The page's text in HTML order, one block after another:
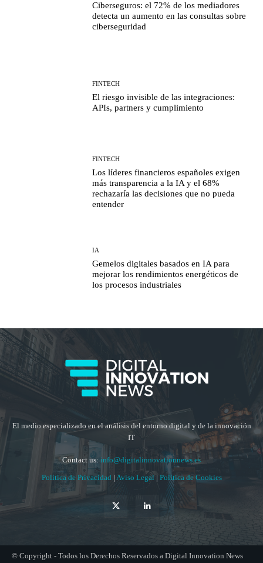
Ciberseguros: el 72% de los mediadores
detecta un aumento en las consultas sobre
ciberseguridad
FINTECH
El riesgo invisible de las integraciones:
APIs, partners y cumplimiento
FINTECH
Los líderes financieros españoles exigen
más transparencia a la IA y el 68%
rechazaría las decisiones que no pueda
entender
IA
Gemelos digitales basados en IA para
mejorar los rendimientos energéticos de
los procesos industriales
El medio especializado en el análisis del entorno digital y de la innovación
IT
Contact us: info@digitalinnovationnews.es
Política de Privacidad | Aviso Legal | Política de Cookies
© Copyright - Todos los Derechos Reservados a Digital Innovation News